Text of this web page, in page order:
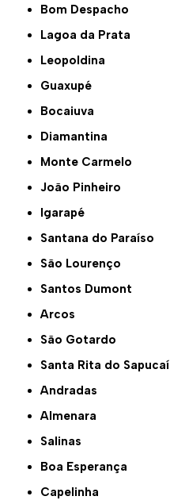
Bom Despacho
Lagoa da Prata
Leopoldina
Guaxupé
Bocaiuva
Diamantina
Monte Carmelo
João Pinheiro
Igarapé
Santana do Paraíso
São Lourenço
Santos Dumont
Arcos
São Gotardo
Santa Rita do Sapucaí
Andradas
Almenara
Salinas
Boa Esperança
Capelinha